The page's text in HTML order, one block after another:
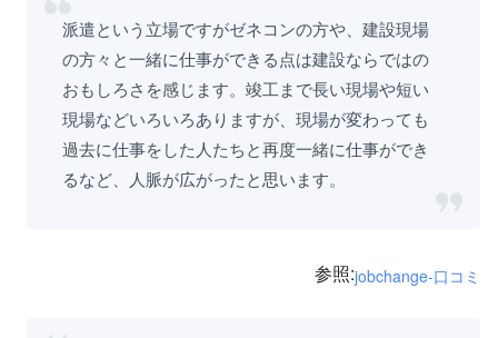
派遣という立場ですがゼネコンの方や、建設現場
の方々と一緒に仕事ができる点は建設ならではの
おもしろさを感じます。竣工まで長い現場や短い
現場などいろいろありますが、現場が変わっても
過去に仕事をした人たちと再度一緒に仕事ができ
るなど、人脈が広がったと思います。
参照:jobchange-口コミ